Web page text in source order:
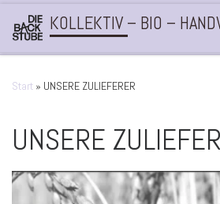
Zum Inhalt springen
KOLLEKTIV – BIO –
Start » UNSERE ZULIEFERER
UNSERE